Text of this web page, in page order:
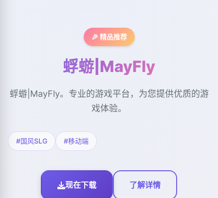
🎉 精品推荐
蜉蝣|MayFly
蜉蝣|MayFly。专业的游戏平台，为您提供优质的游
戏体验。
#国风SLG #移动端
现在下载 了解详情